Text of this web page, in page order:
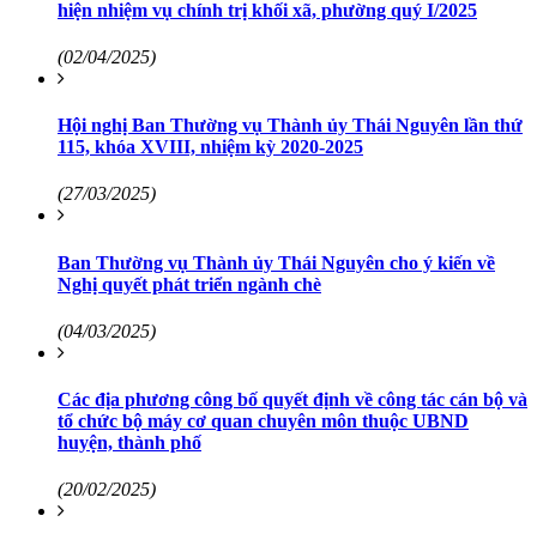
hiện nhiệm vụ chính trị khối xã, phường quý I/2025
(02/04/2025)
Hội nghị Ban Thường vụ Thành ủy Thái Nguyên lần thứ
115, khóa XVIII, nhiệm kỳ 2020-2025
(27/03/2025)
Ban Thường vụ Thành ủy Thái Nguyên cho ý kiến về
Nghị quyết phát triển ngành chè
(04/03/2025)
Các địa phương công bố quyết định về công tác cán bộ và
tổ chức bộ máy cơ quan chuyên môn thuộc UBND
huyện, thành phố
(20/02/2025)